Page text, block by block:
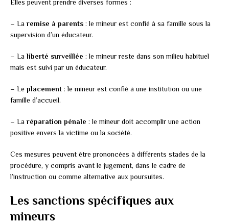
Elles peuvent prendre diverses formes :
– La remise à parents : le mineur est confié à sa famille sous la
supervision d’un éducateur.
– La liberté surveillée : le mineur reste dans son milieu habituel
mais est suivi par un éducateur.
– Le placement : le mineur est confié à une institution ou une
famille d’accueil.
– La réparation pénale : le mineur doit accomplir une action
positive envers la victime ou la société.
Ces mesures peuvent être prononcées à différents stades de la
procédure, y compris avant le jugement, dans le cadre de
l’instruction ou comme alternative aux poursuites.
Les sanctions spécifiques aux
mineurs